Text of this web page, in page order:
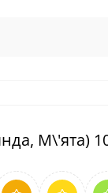
М\'ята)